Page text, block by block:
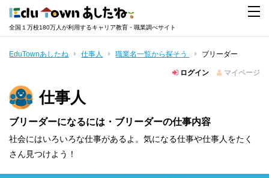
全国１万校180万人が利用するキャリア教育・職業調べサイト
EduTownあしたね 仕事人 職業名一覧から探そう ブリーダー
ログイン マイページ
仕事人
ブリーダーになるには・ブリーダーの仕事内容
社会にはいろいろな仕事があるよ。気になる仕事や仕事人をたく
さん見つけよう！